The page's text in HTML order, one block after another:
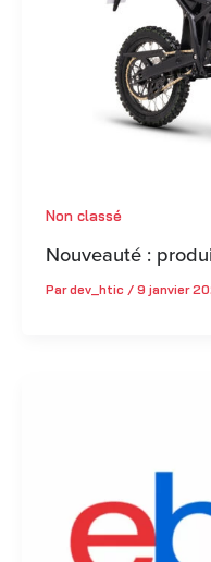
Non classé
Nouveauté :
Pardev_htic / 9 janvier